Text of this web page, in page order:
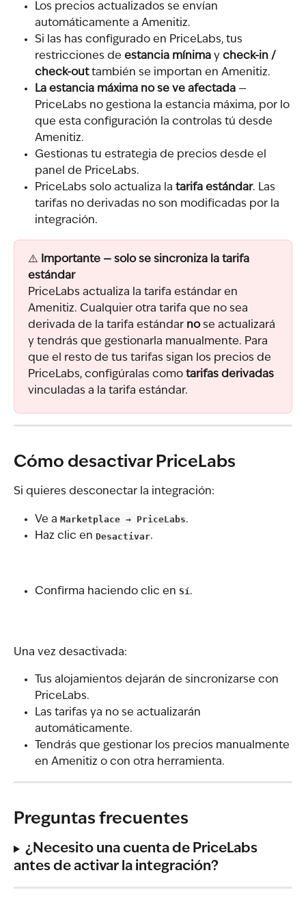
Los precios actualizados se envían
automáticamente a Amenitiz.
Si las has configurado en PriceLabs, tus
restricciones de estancia mínima y check-in /
check-out también se importan en Amenitiz.
La estancia máxima no se ve afectada —
PriceLabs no gestiona la estancia máxima, por lo
que esta configuración la controlas tú desde
Amenitiz.
Gestionas tu estrategia de precios desde el
panel de PriceLabs.
PriceLabs solo actualiza la tarifa estándar. Las
tarifas no derivadas no son modificadas por la
integración.
⚠️
Importante — solo se sincroniza la tarifa
estándar
PriceLabs actualiza la tarifa estándar en
Amenitiz. Cualquier otra tarifa que no sea
derivada de la tarifa estándar no se actualizará
y tendrás que gestionarla manualmente. Para
que el resto de tus tarifas sigan los precios de
PriceLabs, configúralas como tarifas derivadas
vinculadas a la tarifa estándar.
Cómo desactivar PriceLabs
Si quieres desconectar la integración:
Ve a Marketplace → PriceLabs.
Haz clic en Desactivar.
Confirma haciendo clic en Sí.
Una vez desactivada:
Tus alojamientos dejarán de sincronizarse con
PriceLabs.
Las tarifas ya no se actualizarán
automáticamente.
Tendrás que gestionar los precios manualmente
en Amenitiz o con otra herramienta.
Preguntas frecuentes
¿Necesito una cuenta de PriceLabs
antes de activar la integración?